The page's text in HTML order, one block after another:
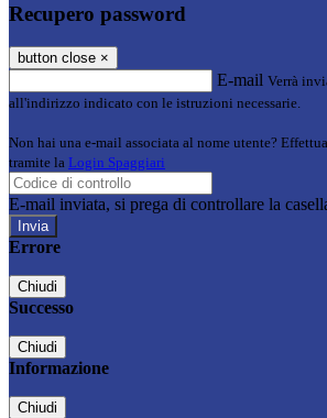
Recupero password
button close ×
E-mail Verrà
all'indirizzo indicato con le istruzioni necessarie.
Non hai una e-mail associata al nome utente?
tramite la Login Spaggiari
E-mail inviata, si prega di controllare la
Errore
Chiudi
Successo
Chiudi
Informazione
Chiudi